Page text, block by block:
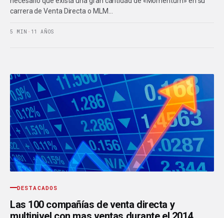
carrera de Venta Directa o MLM…
5 MIN · 11 AÑOS
DESTACADOS
Las 100 compañías de venta directa y